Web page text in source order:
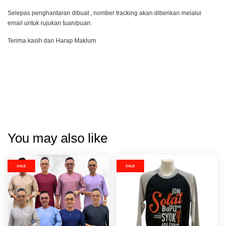
Selepas penghantaran dibuat , nomber tracking akan diberikan melalui
email untuk rujukan tuan/puan.
Terima kasih dan Harap Maklum
You may also like
SALE SALE